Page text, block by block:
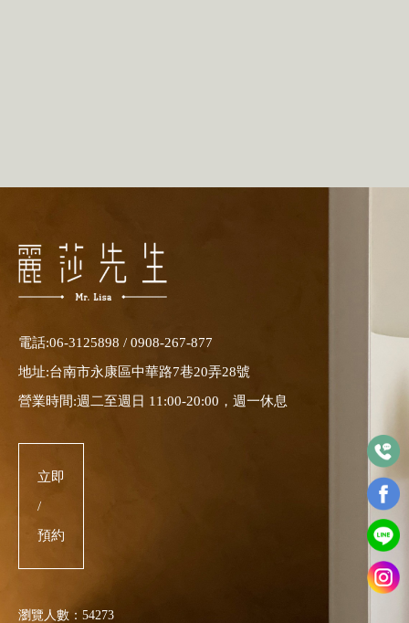
電話:06-3125898 / 0908-267-877
地址:台南市永康區中華路7巷20弄28號
營業時間:週二至週日 11:00-20:00，週一休息
立即
/
預約
瀏覽人數：54273